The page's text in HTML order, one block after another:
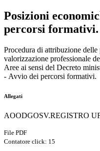
Posizioni
percorsi formativi.
Procedura di attribuzione
valorizzazione professionale
Aree ai sensi del Decreto
- Avvio dei percorsi formativi.
Allegati
AOODGOSV.REGISTRO
File PDF
Contatore click: 15